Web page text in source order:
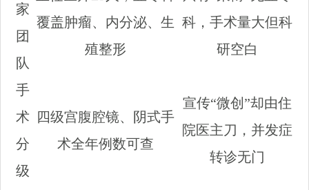
家
团
队
覆盖肿瘤、内分泌、生
殖整形
科，手术量大但科
研空白
手
术
分
级
四级宫腹腔镜、阴式手
术全年例数可查
宣传“微创”却由住
院医主刀，并发症
转诊无门